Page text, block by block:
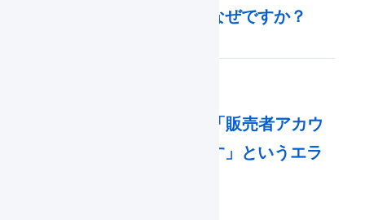
適用されないのはなぜですか？
Qoo10との連携で「販売者アカウ
ント認証が必要です」というエラ